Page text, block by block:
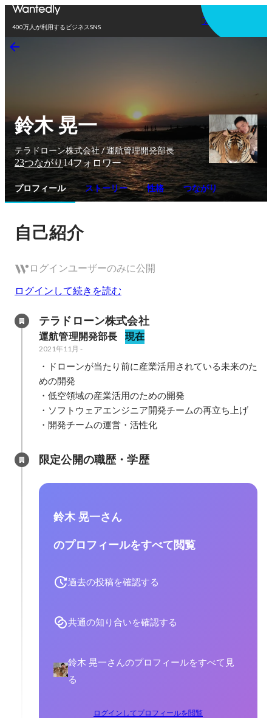
400万人が利用するビジネスSNS
アプリを使う
鈴木 晃一
テラドローン株式会社 / 運航管理開発部長
23つながり14フォロワー
プロフィール ストーリー 性格 つながり
自己紹介
ログインユーザーのみに公開
ログインして続きを読む
テラドローン株式会社
運航管理開発部長 現在
2021年11月 -
・ドローンが当たり前に産業活用されている未来のた
めの開発
・低空領域の産業活用のための開発
・ソフトウェアエンジニア開発チームの再立ち上げ
・開発チームの運営・活性化
限定公開の職歴・学歴
鈴木 晃一さん
のプロフィールをすべて閲覧
過去の投稿を確認する
共通の知り合いを確認する
鈴木 晃一さんのプロフィールをすべて見
る
ログインしてプロフィールを閲覧